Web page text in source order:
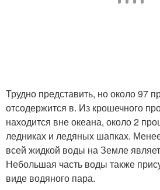
Отходы на земле
Трудно представить, но около 97
отсодержится в. Из крошечного
находится вне океана, около 2
ледниках и ледяных шапках.
всей жидкой воды на Земле
Небольшая часть воды также
виде водяного пара.